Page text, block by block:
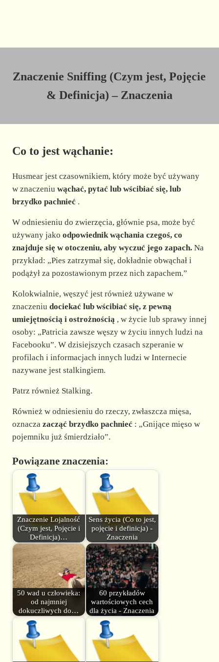
Znaczenie Sniffing (Czym jest, Pojęcie
& Definicja) – Znaczenia
Co to jest wąchanie:
Husmear jest czasownikiem, który może być używany
w znaczeniu wąchać, pytać lub wścibiać się, lub
brzydko pachnieć .
W odniesieniu do zwierzęcia, głównie psa, może być
używany jako odpowiednik wąchania czegoś, co
znajduje się w otoczeniu, aby wyczuć jego zapach.Na
przykład: „Pies zatrzymał się, dokładnie obwąchał i
podążył za pozostawionym przez nich zapachem.”
Kolokwialnie, węszyć jest również używane w
znaczeniu dociekać lub wścibiać się, z pewną
umiejętnością i ostrożnością, w życie lub sprawy innej
osoby: „Patricia zawsze węszy w życiu innych ludzi na
Facebooku”. W dzisiejszych czasach szperanie w
profilach i informacjach innych ludzi w Internecie
nazywane jest stalkingiem.
Patrz również Stalking.
Również w odniesieniu do rzeczy, zwłaszcza mięsa,
oznacza zacząć brzydko pachnieć : „Gnijące mięso w
pojemniku już śmierdziało”.
Powiązane znaczenia:
Znaczenie Lojalność
(Czym jest, Pojęcie i
Definicja)…
Sens życia (Co to jest,
pojęcie i definicja) -
Znaczenia
50 wad u człowieka:
od najmniej
dokuczliwych do…
60 przykładów
wartościowych cech
dla życia - Znaczenia